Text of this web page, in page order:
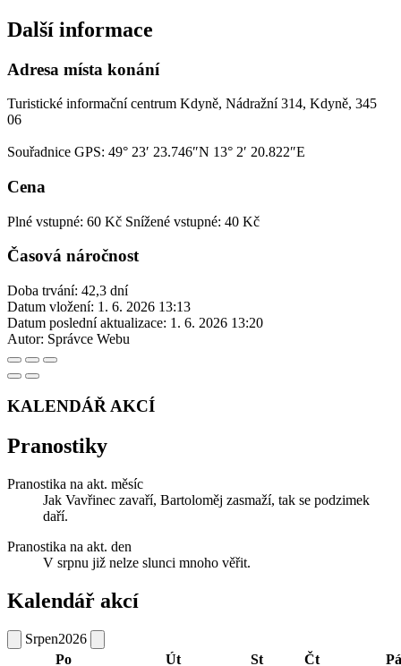
Další informace
Adresa místa konání
Turistické informační centrum Kdyně, Nádražní 314, Kdyně, 345
06
Souřadnice GPS: 49° 23′ 23.746″N 13° 2′ 20.822″E
Cena
Plné vstupné: 60 Kč Snížené vstupné: 40 Kč
Časová náročnost
Doba trvání: 42,3 dní
Datum vložení: 1. 6. 2026 13:13
Datum poslední aktualizace: 1. 6. 2026 13:20
Autor: Správce Webu
KALENDÁŘ AKCÍ
Pranostiky
Pranostika na akt. měsíc
Jak Vavřinec zavaří, Bartoloměj zasmaží, tak se podzimek
daří.
Pranostika na akt. den
V srpnu již nelze slunci mnoho věřit.
Kalendář akcí
Srpen2026
Po
Út St Čt Pá